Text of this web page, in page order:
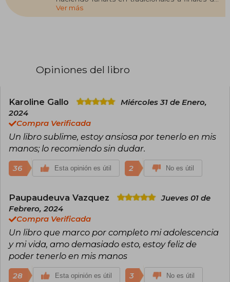
2019 y en 2020 empezó a ilustrar digitalmente.
Se inició en la escritura a los quince años en la
Ver más
Opiniones del libro
Karoline Gallo
Miércoles 31 de Enero,
2024
Compra Verificada
Un libro sublime, estoy ansiosa por tenerlo en mis
manos; lo recomiendo sin dudar.
36 Esta opinión es útil 2 No es útil
Paupaudeuva Vazquez
Jueves 01 de
Febrero, 2024
Compra Verificada
Un libro que marco por completo mi adolescencia
y mi vida, amo demasiado esto, estoy feliz de
poder tenerlo en mis manos
28 Esta opinión es útil 3 No es útil